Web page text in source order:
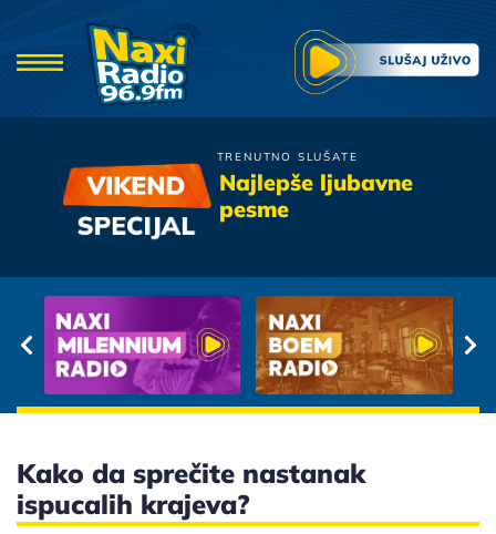
TRENUTNO SLUŠATE
Najlepše ljubavne
pesme
Denis & Denis
Kako da sprečite nastanak
ispucalih krajeva?